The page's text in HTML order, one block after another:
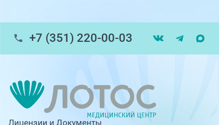
помощь)
Профосмотры, ул.Труда, 183Б
г. Златоуст, ул. Щербакова 2, строение 1
(ЦАОП)
+7 (351) 220-00-03
Лицензии и Документы